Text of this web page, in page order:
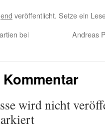
veröffentlicht. Setze ein
bei
Andreas
wird nicht